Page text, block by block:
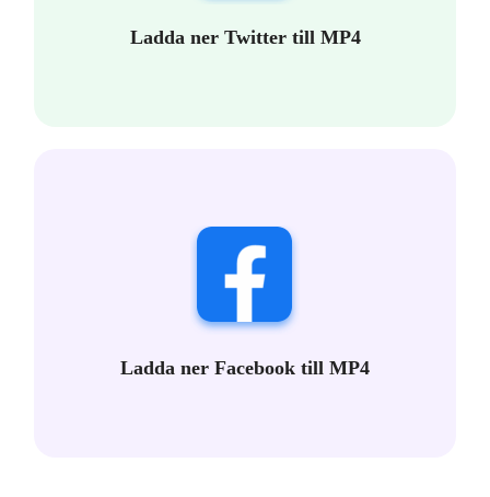
Ladda ner Twitter till MP4
Ladda ner Facebook till MP4